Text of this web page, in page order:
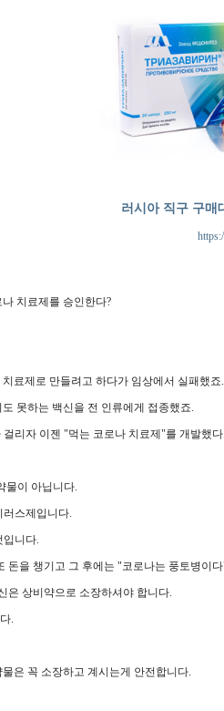
러시아 직구 구매
치료제를 승인한다?
료제로 만들려고 하다가 임상에서 실패했죠.
못하는 백신을 전 인류에게 접종했죠.
리자 이젠 "먹는 코로나 치료제"를 개발했
물이 아닙니다.
스제입니다.
입니다.
을 챙기고 그 후에는 "코로나는 풍토병이
은 상비약으로 소장하셔야 합니다.
.
은 꼭 소장하고 계시는게 안전합니다.